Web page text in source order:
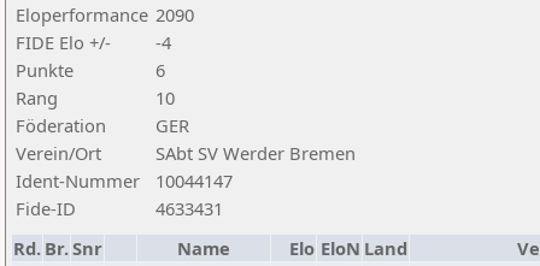
Eloperformance 2090
FIDE Elo +/-
-4
Punkte
6
Rang
10
Föderation
GER
Verein/Ort
SAbt SV Werder Bremen
Ident-Nummer
10044147
Fide-ID
4633431
Rd. Br.Snr Name Elo EloN Land